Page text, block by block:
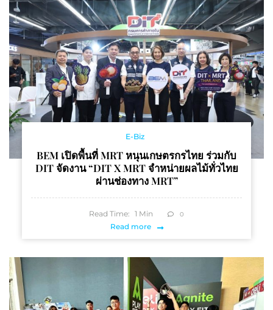
E-Biz
BEM เปิดพื้นที่ MRT หนุนเกษตรกรไทย ร่วมกับ
DIT จัดงาน “DIT X MRT จำหน่ายผลไม้ทั่วไทย
ผ่านช่องทาง MRT”
Read Time: 1 Min 0
Read more